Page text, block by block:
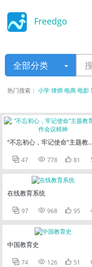
Freedgo
全部分类
热门搜索： 小学律师电商电影
“不忘初心，牢记使命”主题教
 47  778  81
在线教育系统
 97  968  95
中国教育史
 74  126  51